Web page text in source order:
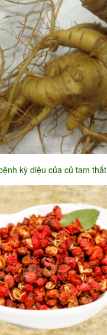
kỳ diệu của củ tam thất